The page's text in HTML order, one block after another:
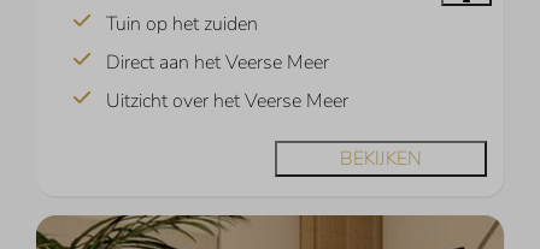
Tuin op het zuiden
Direct aan het Veerse Meer
Uitzicht over het Veerse Meer
BEKIJKEN